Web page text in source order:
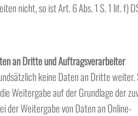
nicht, so ist Art. 6 Abs. 1 S. 1 lit. f)
an Dritte und Auftragsverarbeiter
keine Daten an Dritte
Weitergabe auf der Grundlage der
der Weitergabe von Daten an Online-